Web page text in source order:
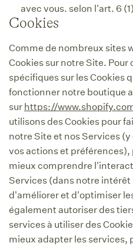
avec vous. selon l'art. 6
Cookies
Comme de nombreux sites
Cookies sur notre Site.
spécifiques sur les Cookies
fonctionner notre boutique
surhttps://
utilisons des Cookies pour
notre Site et nos Services
vos actions et préférences),
mieux comprendre
Services (dans notre
d'améliorer et d'optimiser
également autoriser des
services à utiliser des
mieux adapter les services,